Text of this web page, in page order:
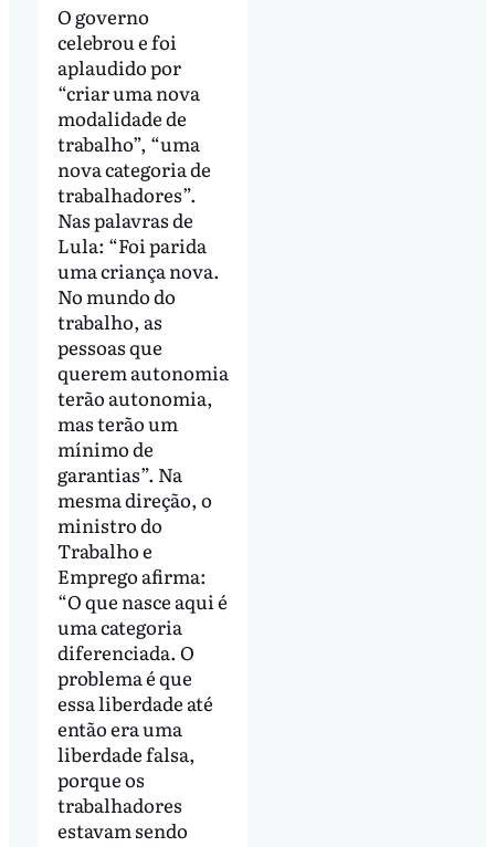
O governo
celebrou e foi
aplaudido por
“criar uma nova
modalidade de
trabalho”, “uma
nova categoria de
trabalhadores”.
Nas palavras de
Lula: “Foi parida
uma criança nova.
No mundo do
trabalho, as
pessoas que
querem autonomia
terão autonomia,
mas terão um
mínimo de
garantias”. Na
mesma direção, o
ministro do
Trabalho e
Emprego afirma:
“O que nasce aqui é
uma categoria
diferenciada. O
problema é que
essa liberdade até
então era uma
liberdade falsa,
porque os
trabalhadores
estavam sendo